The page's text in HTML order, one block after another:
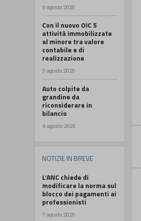
6 agosto 2026
Con il nuovo OIC 5
attività immobilizzate
al minore tra valore
contabile e di
realizzazione
3 agosto 2026
Auto colpite da
grandine da
riconsiderare in
bilancio
4 agosto 2026
NOTIZIE IN BREVE
L’ANC chiede di
modificare la norma sul
blocco dei pagamenti ai
professionisti
7 agosto 2026